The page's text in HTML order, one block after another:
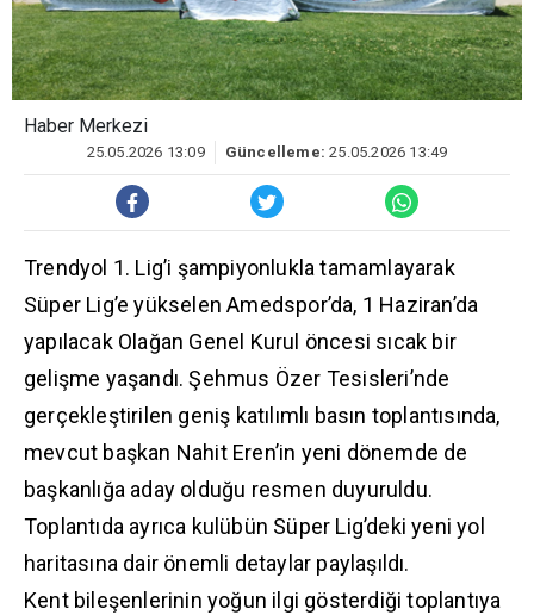
Haber Merkezi
25.05.2026 13:09 Güncelleme: 25.05.2026 13:49
Trendyol 1. Lig’i şampiyonlukla tamamlayarak
Süper Lig’e yükselen Amedspor’da, 1 Haziran’da
yapılacak Olağan Genel Kurul öncesi sıcak bir
gelişme yaşandı. Şehmus Özer Tesisleri’nde
gerçekleştirilen geniş katılımlı basın toplantısında,
mevcut başkan Nahit Eren’in yeni dönemde de
başkanlığa aday olduğu resmen duyuruldu.
Toplantıda ayrıca kulübün Süper Lig’deki yeni yol
haritasına dair önemli detaylar paylaşıldı.
Kent bileşenlerinin yoğun ilgi gösterdiği toplantıya